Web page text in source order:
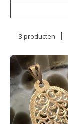
3 producten